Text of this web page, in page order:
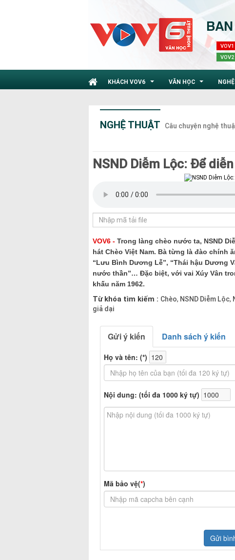
VOV1
VOV2
KHÁCH VOV6 VĂN HỌC
NGHỆ THUẬT Câu chuyện nghệ
NSND Diễm Lộc: Để
VOV6 - Trong làng chèo nước ta, NSND
hát Chèo Việt Nam. Bà từng là đào
“Lưu Bình Dương Lễ”, “Thái hậu Dương
nước thần”… Đặc biệt, với vai Xúy Vân
khấu năm 1962.
Từ khóa tìm kiếm : Chèo, NSND Diễm Lộc,
giả dại